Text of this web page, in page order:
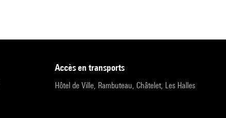
accès en transports
Hôtel de Ville, Rambuteau, Châtelet, Les Halles